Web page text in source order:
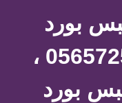
بورد
الطائف ت: 0565725648 ،
بورد